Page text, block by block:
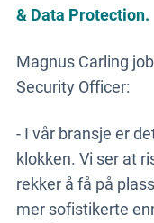
& Data Protection.
Magnus Carling
Security Officer:
- I vår bransje er
klokken. Vi ser at
rekker å få på
mer sofistikerte